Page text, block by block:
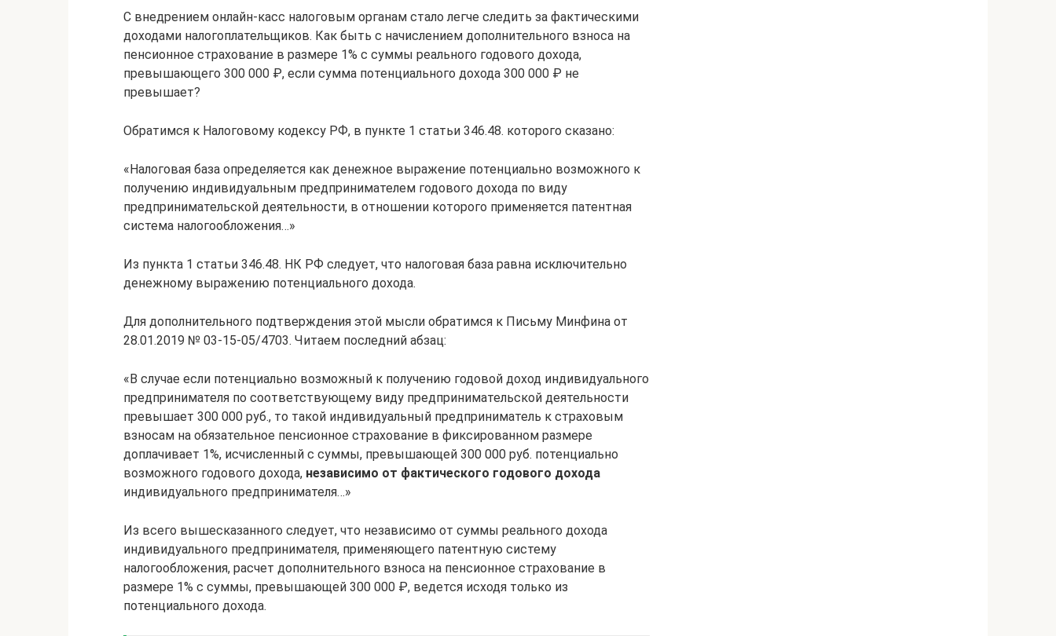
С внедрением онлайн-касс налоговым органам стало легче следить за фактическими
доходами налогоплательщиков. Как быть с начислением дополнительного взноса на
пенсионное страхование в размере 1% с суммы реального годового дохода,
превышающего 300 000 ₽, если сумма потенциального дохода 300 000 ₽ не
превышает?
Обратимся к Налоговому кодексу РФ, в пункте 1 статьи 346.48. которого сказано:
«Налоговая база определяется как денежное выражение потенциально возможного к
получению индивидуальным предпринимателем годового дохода по виду
предпринимательской деятельности, в отношении которого применяется патентная
система налогообложения…»
Из пункта 1 статьи 346.48. НК РФ следует, что налоговая база равна исключительно
денежному выражению потенциального дохода.
Для дополнительного подтверждения этой мысли обратимся к Письму Минфина от
28.01.2019 № 03-15-05/4703. Читаем последний абзац:
«В случае если потенциально возможный к получению годовой доход индивидуального
предпринимателя по соответствующему виду предпринимательской деятельности
превышает 300 000 руб., то такой индивидуальный предприниматель к страховым
взносам на обязательное пенсионное страхование в фиксированном размере
доплачивает 1%, исчисленный с суммы, превышающей 300 000 руб. потенциально
возможного годового дохода, независимо от фактического годового дохода
индивидуального предпринимателя…»
Из всего вышесказанного следует, что независимо от суммы реального дохода
индивидуального предпринимателя, применяющего патентную систему
налогообложения, расчет дополнительного взноса на пенсионное страхование в
размере 1% с суммы, превышающей 300 000 ₽, ведется исходя только из
потенциального дохода.